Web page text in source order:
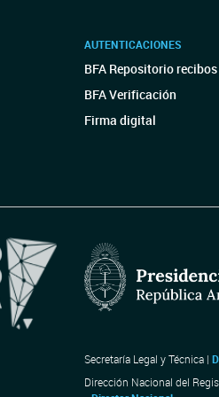
AUTENTICACIONES
BFA Repositorio recibos
BFA Verificación
Firma digital
Secretaría Legal y Técnica |
Dirección Nacional del